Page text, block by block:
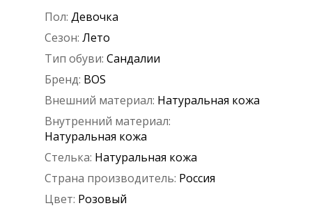
Пол: Девочка
Сезон: Лето
Тип обуви: Сандалии
Бренд: BOS
Внешний материал: Натуральная кожа
Внутренний материал:
Натуральная кожа
Стелька: Натуральная кожа
Страна производитель: Россия
Цвет: Розовый